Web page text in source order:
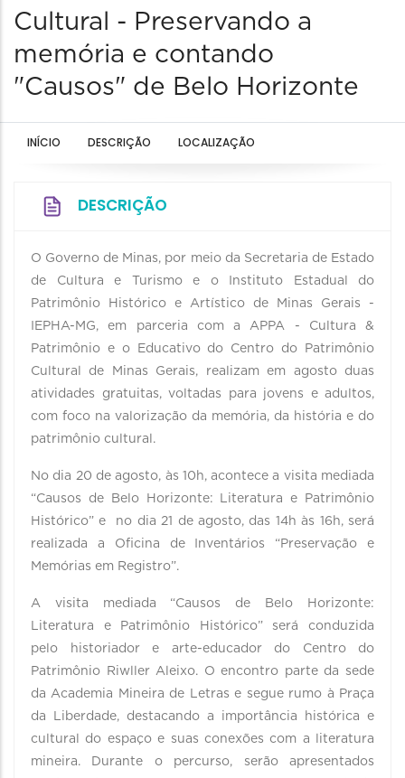
Cultural - Preservando a
memória e contando
"Causos" de Belo Horizonte
INÍCIO DESCRIÇÃO LOCALIZAÇÃO
DESCRIÇÃO
O Governo de Minas, por meio da Secretaria de Estado
de Cultura e Turismo e o Instituto Estadual do
Patrimônio Histórico e Artístico de Minas Gerais -
IEPHA-MG, em parceria com a APPA - Cultura &
Patrimônio e o Educativo do Centro do Patrimônio
Cultural de Minas Gerais, realizam em agosto duas
atividades gratuitas, voltadas para jovens e adultos,
com foco na valorização da memória, da história e do
patrimônio cultural.
No dia 20 de agosto, às 10h, acontece a visita mediada
“Causos de Belo Horizonte: Literatura e Patrimônio
Histórico” e no dia 21 de agosto, das 14h às 16h, será
realizada a Oficina de Inventários “Preservação e
Memórias em Registro”.
A visita mediada “Causos de Belo Horizonte:
Literatura e Patrimônio Histórico” será conduzida
pelo historiador e arte-educador do Centro do
Patrimônio Riwller Aleixo. O encontro parte da sede
da Academia Mineira de Letras e segue rumo à Praça
da Liberdade, destacando a importância histórica e
cultural do espaço e suas conexões com a literatura
mineira. Durante o percurso, serão apresentados